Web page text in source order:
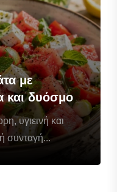
με
και δυόσμο
υγιεινή και
συνταγή...